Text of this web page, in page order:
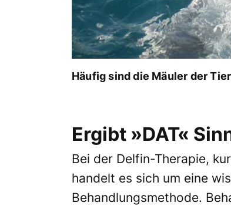
Häufig sind die Mäuler der
Ergibt »DAT«
Bei der Delfin-Therapie,
handelt es sich um eine
Behandlungsmethode.